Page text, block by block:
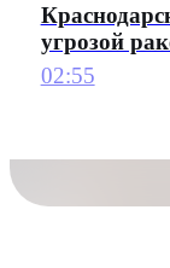
угрозой
02:55